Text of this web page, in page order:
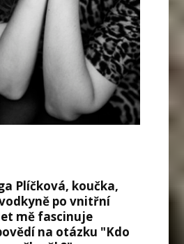
Plíčková, koučka,
po vnitřní
mě fascinuje
na otázku "Kdo